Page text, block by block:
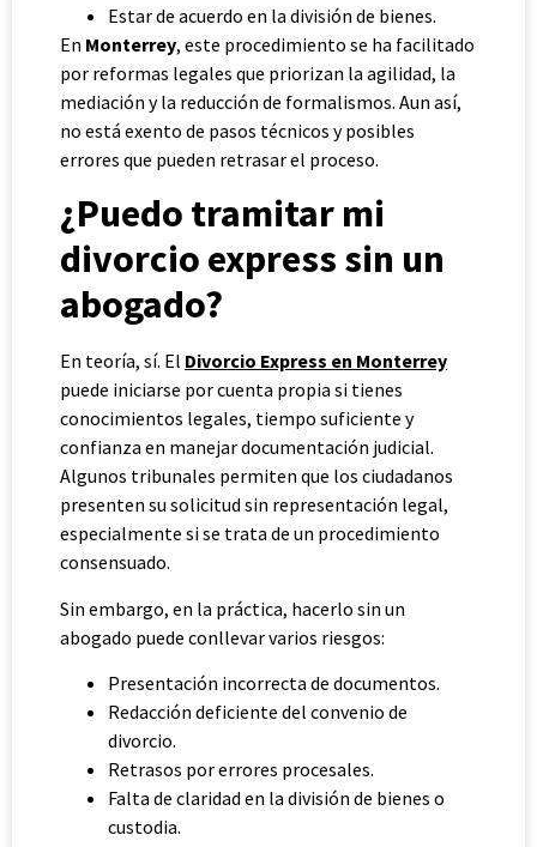
Estar de acuerdo en la división de bienes.
En Monterrey, este procedimiento se ha facilitado
por reformas legales que priorizan la agilidad, la
mediación y la reducción de formalismos. Aun así,
no está exento de pasos técnicos y posibles
errores que pueden retrasar el proceso.
¿Puedo tramitar mi
divorcio express sin un
abogado?
En teoría, sí. El Divorcio Express en Monterrey
puede iniciarse por cuenta propia si tienes
conocimientos legales, tiempo suficiente y
confianza en manejar documentación judicial.
Algunos tribunales permiten que los ciudadanos
presenten su solicitud sin representación legal,
especialmente si se trata de un procedimiento
consensuado.
Sin embargo, en la práctica, hacerlo sin un
abogado puede conllevar varios riesgos:
Presentación incorrecta de documentos.
Redacción deficiente del convenio de
divorcio.
Retrasos por errores procesales.
Falta de claridad en la división de bienes o
custodia.